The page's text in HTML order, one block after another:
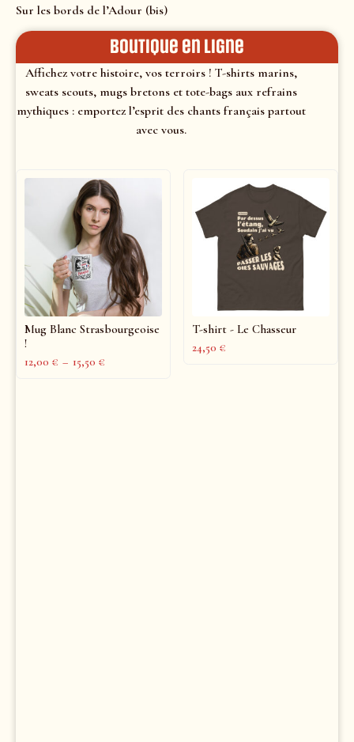
Sur les bords de l’Adour (bis)
Boutique en ligne
Affichez votre histoire, vos terroirs ! T-shirts marins,
sweats scouts, mugs bretons et tote-bags aux refrains
mythiques : emportez l’esprit des chants français partout
avec vous.
Mug Blanc Strasbourgeoise
!
12,00 € – 15,50 €
T-shirt - Le Chasseur
24,50 €